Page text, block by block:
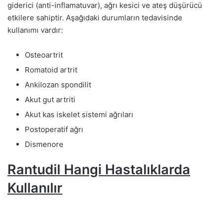
giderici (anti-inflamatuvar), ağrı kesici ve ateş düşürücü
etkilere sahiptir. Aşağıdaki durumların tedavisinde
kullanımı vardır:
Osteoartrit
Romatoid artrit
Ankilozan spondilit
Akut gut artriti
Akut kas iskelet sistemi ağrıları
Postoperatif ağrı
Dismenore
Rantudil Hangi Hastalıklarda
Kullanılır